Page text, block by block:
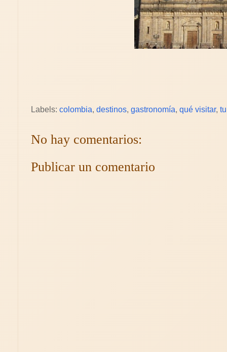
Labels: colombia, destinos, gastronomía, qué visitar,
No hay comentarios:
Publicar un comentario